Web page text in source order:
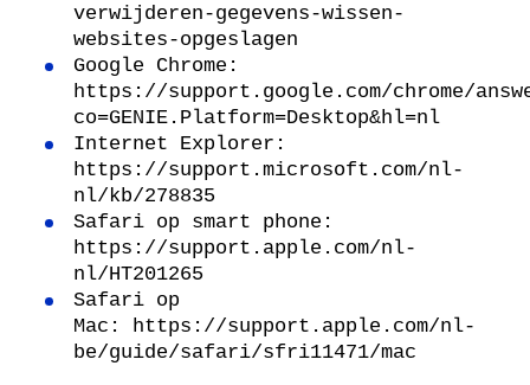
verwijderen-gegevens-wissen-
websites-opgeslagen
Google Chrome:
https://support.google.com/chrome/
co=GENIE.Platform=Desktop&hl=nl
Internet Explorer:
https://support.microsoft.com/nl-
nl/kb/278835
Safari op smart phone:
https://support.apple.com/nl-
nl/HT201265
Safari op
Mac: https://support.apple.com/nl-
be/guide/safari/sfri11471/mac